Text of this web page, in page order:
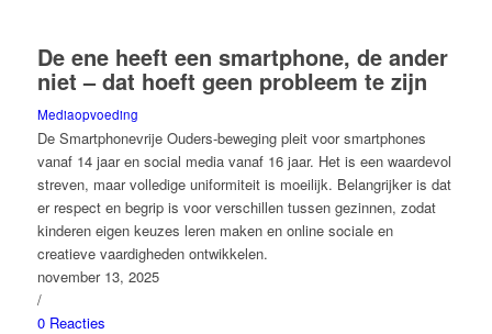
De ene heeft een smartphone, de ander
niet – dat hoeft geen probleem te zijn
Mediaopvoeding
De Smartphonevrije Ouders-beweging pleit voor smartphones
vanaf 14 jaar en social media vanaf 16 jaar. Het is een waardevol
streven, maar volledige uniformiteit is moeilijk. Belangrijker is dat
er respect en begrip is voor verschillen tussen gezinnen, zodat
kinderen eigen keuzes leren maken en online sociale en
creatieve vaardigheden ontwikkelen.
november 13, 2025
/
0 Reacties